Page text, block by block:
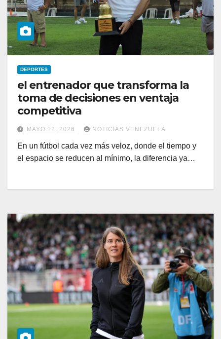
DEPORTES
el entrenador que transforma la
toma de decisiones en ventaja
competitiva
MAYO 12, 2026 NOTICIAS VENEZUELA
En un fútbol cada vez más veloz, donde el tiempo y
el espacio se reducen al mínimo, la diferencia ya…